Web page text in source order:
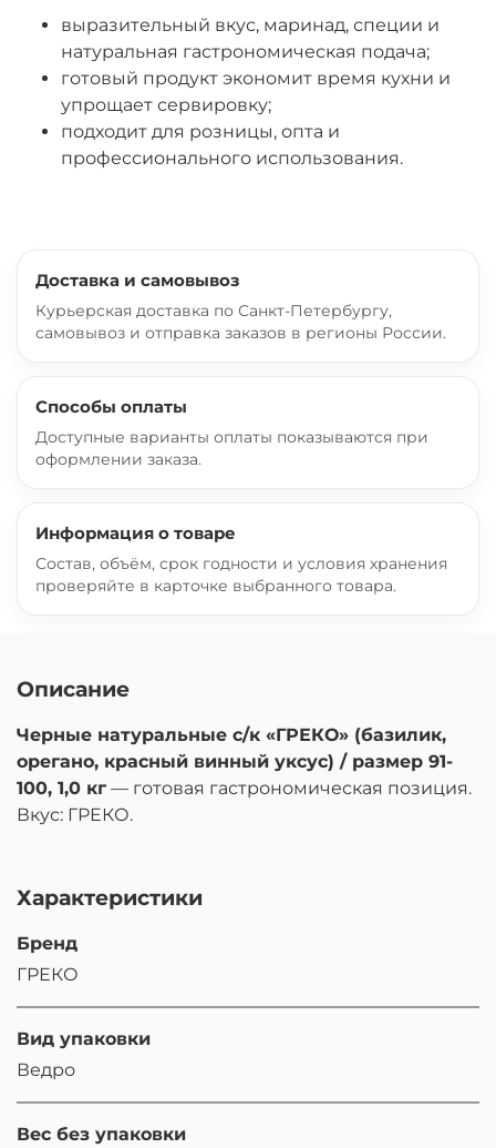
выразительный вкус, маринад, специи и
натуральная гастрономическая подача;
готовый продукт экономит время кухни и
упрощает сервировку;
подходит для розницы, опта и
профессионального использования.
Доставка и самовывоз
Курьерская доставка по Санкт-Петербургу,
самовывоз и отправка заказов в регионы России.
Способы оплаты
Доступные варианты оплаты показываются при
оформлении заказа.
Информация о товаре
Состав, объём, срок годности и условия хранения
проверяйте в карточке выбранного товара.
Описание
Черные натуральные с/к «ГРЕКО» (базилик,
орегано, красный винный уксус) / размер 91-
100, 1,0 кг — готовая гастрономическая позиция.
Вкус: ГРЕКО.
Характеристики
Бренд
ГРЕКО
Вид упаковки
Ведро
Вес без упаковки